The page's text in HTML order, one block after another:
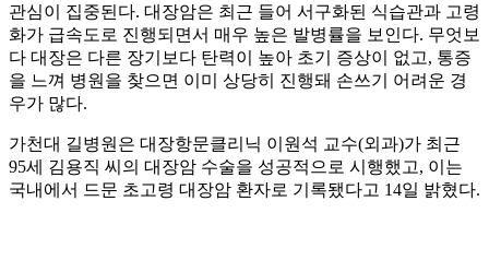
관심이 집중된다. 대장암은 최근 들어 서구화된 식습관과 고령
화가 급속도로 진행되면서 매우 높은 발병률을 보인다. 무엇보
다 대장은 다른 장기보다 탄력이 높아 초기 증상이 없고, 통증
을 느껴 병원을 찾으면 이미 상당히 진행돼 손쓰기 어려운 경
우가 많다.
가천대 길병원은 대장항문클리닉 이원석 교수(외과)가 최근
95세 김용직 씨의 대장암 수술을 성공적으로 시행했고, 이는
국내에서 드문 초고령 대장암 환자로 기록됐다고 14일 밝혔다.